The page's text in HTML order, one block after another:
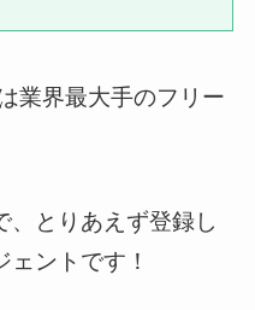
業界最大手のフリー
、とりあえず登録し
ントです！